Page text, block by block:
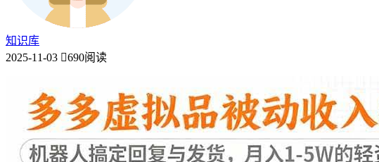
知识库
2025-11-03
690阅读